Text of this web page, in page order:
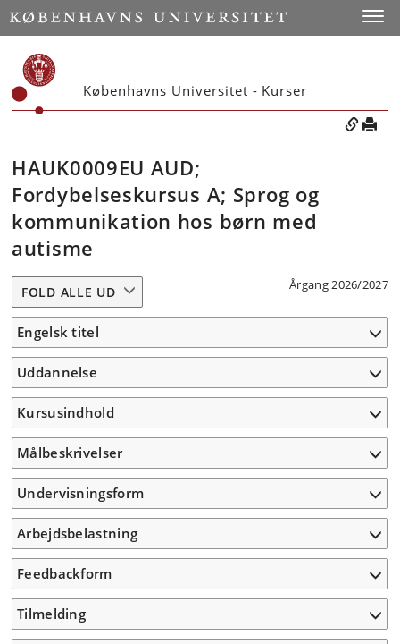
Københavns Universitet - Kurser
HAUK0009EU AUD;
Fordybelseskursus A; Sprog og
kommunikation hos børn med
autisme
Årgang 2026/2027
FOLD ALLE UD
Engelsk titel
Uddannelse
Kursusindhold
Målbeskrivelser
Undervisningsform
Arbejdsbelastning
Feedbackform
Tilmelding